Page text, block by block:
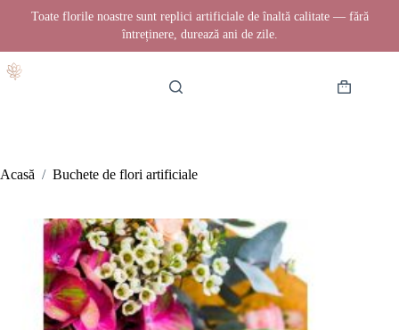
Toate florile noastre sunt replici artificiale de înaltă calitate — fără
întreținere, durează ani de zile.
la
Coș
Acasă / Buchete de flori artificiale